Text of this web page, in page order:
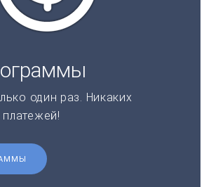
один раз. Никаких